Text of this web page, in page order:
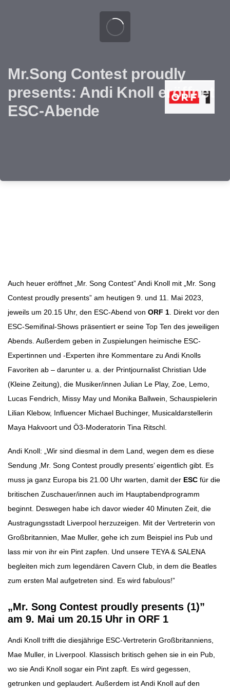
Mr.Song Contest proudly
presents: Andi Knoll eröffnet
ESC-Abende
Auch heuer eröffnet „Mr. Song Contest” Andi Knoll mit „Mr. Song
Contest proudly presents” am heutigen 9. und 11. Mai 2023,
jeweils um 20.15 Uhr, den ESC-Abend von ORF 1 . Direkt vor den
ESC-Semifinal-Shows präsentiert er seine Top Ten des jeweiligen
Abends. Außerdem geben in Zuspielungen heimische ESC-
Expertinnen und -Experten ihre Kommentare zu Andi Knolls
Favoriten ab – darunter u. a. der Printjournalist Christian Ude
(Kleine Zeitung), die Musiker/innen Julian Le Play, Zoe, Lemo,
Lucas Fendrich, Missy May und Monika Ballwein, Schauspielerin
Lilian Klebow, Influencer Michael Buchinger, Musicaldarstellerin
Maya Hakvoort und Ö3-Moderatorin Tina Ritschl.
Andi Knoll: „Wir sind diesmal in dem Land, wegen dem es diese
Sendung ‚Mr. Song Contest proudly presents’ eigentlich gibt. Es
muss ja ganz Europa bis 21.00 Uhr warten, damit der ESC für die
britischen Zuschauer/innen auch im Hauptabendprogramm
beginnt. Deswegen habe ich davor wieder 40 Minuten Zeit, die
Austragungsstadt Liverpool herzuzeigen. Mit der Vertreterin von
Großbritannien, Mae Muller, gehe ich zum Beispiel ins Pub und
lass mir von ihr ein Pint zapfen. Und unsere TEYA & SALENA
begleiten mich zum legendären Cavern Club, in dem die Beatles
zum ersten Mal aufgetreten sind. Es wird fabulous!”
„Mr. Song Contest proudly presents (1)”
am 9. Mai um 20.15 Uhr in ORF 1
Andi Knoll trifft die diesjährige ESC-Vertreterin Großbritanniens,
Mae Muller, in Liverpool. Klassisch britisch gehen sie in ein Pub,
wo sie Andi Knoll sogar ein Pint zapft. Es wird gegessen,
getrunken und geplaudert. Außerdem ist Andi Knoll auf den